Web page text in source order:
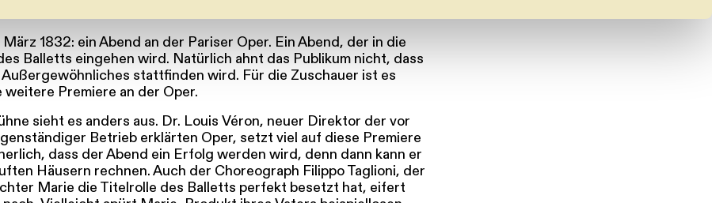
Premieren Repertoire Konzerte Festivals
ÜBER UNS
SERVICE
Ihr Besuch Abos Führungen Jobs Kontakt
DANKEMEIN KONTO
März 1832: ein Abend an der Pariser Oper. Ein Abend, der in die
Balletts eingehen wird. Natürlich ahnt das Publikum nicht, dass
stattfinden wird. Für die Zuschauer ist es
weitere Premiere an der Oper.
sieht es anders aus. Dr. Louis Véron, neuer Direktor der vor
Betrieb erklärten Oper, setzt viel auf diese Premiere
dass der Abend ein Erfolg werden wird, denn dann kann er
Häusern rechnen. Auch der Choreograph Filippo Taglioni, der
Marie die Titelrolle des Balletts perfekt besetzt hat, eifert